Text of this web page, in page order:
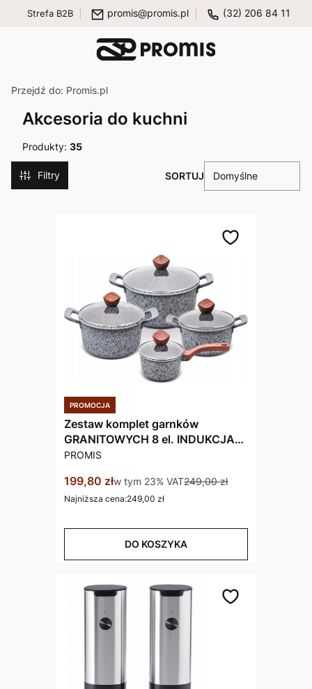
Strefa B2B promis@promis.pl (32) 206 84 11
Przejdź do: Promis.pl
Akcesoria do kuchni
Produkty: 35
Filtry Domyślne
Zestaw komplet garnków
GRANITOWYCH 8 el. INDUKCJA
/GAZ KAMIEŃ do PIEKARNIKA
PRODUCENT
PROMIS
Cena promocyjna brutto
199,80 złw tym %s VAT
w tym 23% VAT249,00 zł
Najniższa cena:249,00 zł
DO KOSZYKA